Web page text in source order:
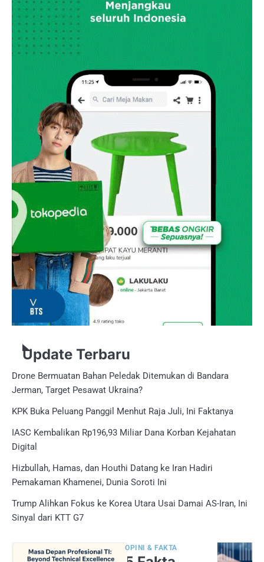
Update Terbaru
Drone Bermuatan Bahan Peledak Ditemukan di Bandara
Jerman, Target Pesawat Ukraina?
KPK Buka Peluang Panggil Menhut Raja Juli, Ini Faktanya
IASC Kembalikan Rp196,93 Miliar Dana Korban Kejahatan
Digital
Hizbullah, Hamas, dan Houthi Datang ke Iran Hadiri
Pemakaman Khamenei, Dunia Soroti Ini
Trump Alihkan Fokus ke Korea Utara Usai Damai AS-Iran, Ini
Sinyal dari KTT G7
OPINI & FAKTA